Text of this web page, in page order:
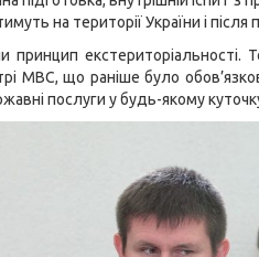
на території України і
принцип
МВС, що раніше було
послуги у будь-якому